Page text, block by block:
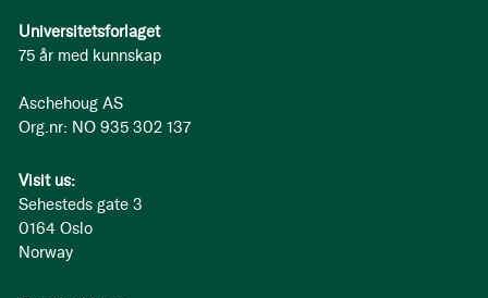
Universitetsforlaget
75 år med kunnskap
Aschehoug AS
Org.nr: NO 935 302 137
Visit us:
Sehesteds gate 3
0164 Oslo
Norway